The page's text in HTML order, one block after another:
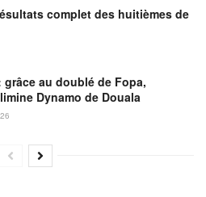
complet des huitièmes de
grâce au doublé de Fopa,
Dynamo de Douala